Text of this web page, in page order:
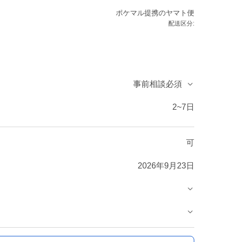
ポケマル提携のヤマト便
配送区分:
事前相談必須
2~7日
可
2026年9月23日